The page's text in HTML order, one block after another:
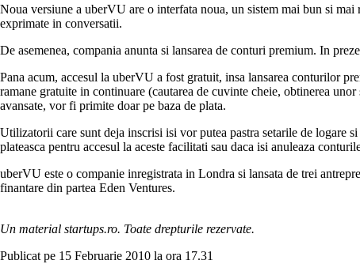
Noua versiune a uberVU are o interfata noua, un sistem mai bun si
exprimate in conversatii.
De asemenea, compania anunta si lansarea de conturi premium. In
Pana acum, accesul la uberVU a fost gratuit, insa lansarea conturilor
ramane gratuite in continuare (cautarea de cuvinte cheie, obtinerea
avansate, vor fi primite doar pe baza de plata.
Utilizatorii care sunt deja inscrisi isi vor putea pastra setarile de logare
plateasca pentru accesul la aceste facilitati sau daca isi anuleaza
uberVU este o companie inregistrata in Londra si lansata de trei
finantare din partea Eden Ventures.
Un material startups.ro. Toate drepturile rezervate.
Publicat pe 15 Februarie 2010 la ora 17.31